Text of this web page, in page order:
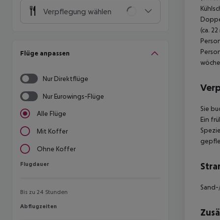
Verpflegung wählen
Flüge anpassen
Nur Direktflüge
Nur Eurowings-Flüge
Alle Flüge
Mit Koffer
Ohne Koffer
Flugdauer
Flugdauer
Bis zu 24 Stunden
Abflugzeiten
Abflugzeiten
(ca. 22
Sie
Ein